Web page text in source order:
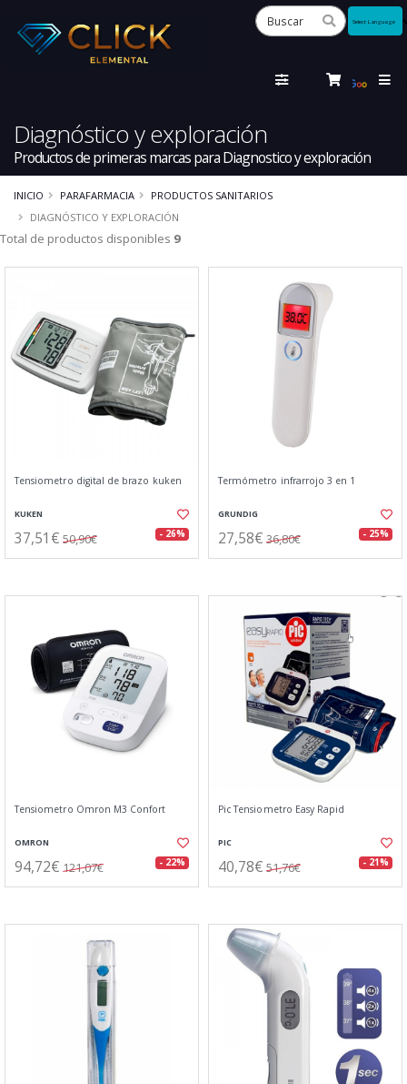
Diagnóstico y exploración
Productos de primeras marcas para Diagnostico y exploración
INICIO PARAFARMACIA
PRODUCTOS SANITARIOS
DIAGNÓSTICO Y EXPLORACIÓN
Total de productos disponibles 9
Tensiometro digital de brazo kuken
KUKEN
37,51€ 50,90€ - 26%
Termómetro infrarrojo 3 en 1
GRUNDIG
27,58€ 36,80€ - 25%
Tensiometro Omron M3 Confort
OMRON
94,72€ 121,07€ - 22%
Pic Tensiometro Easy Rapid
PIC
40,78€ 51,76€ - 21%